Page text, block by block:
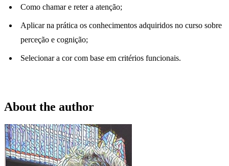
Como chamar e reter a atenção;
Aplicar na prática os conhecimentos adquiridos no curso sobre
perceção e cognição;
Selecionar a cor com base em critérios funcionais.
About the author